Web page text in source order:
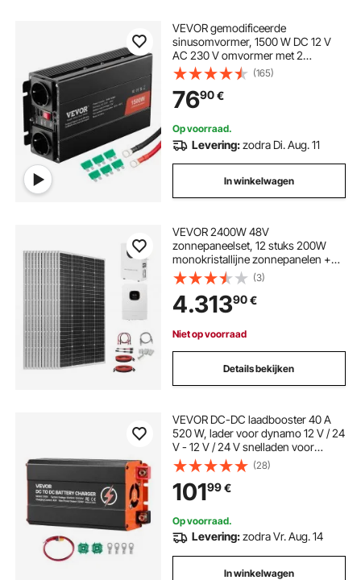
VEVOR gemodificeerde
sinusomvormer, 1500 W DC 12 V
AC 230 V omvormer met 2
stopcontacten, 2 USB-poorten, 1
Type-C-poort, 6 reservezekeringen
voor smartphones en laptops
(165)
7690€
Op voorraad.
Levering:zodra Di. Aug. 11
In winkelwagen
VEVOR 2400W 48V
zonnepaneelset, 12 stuks 200W
monokristallijne zonnepanelen +
51,2V 100Ah LiFePO₄ accu + 48V
5kW hybride omvormer, krachtige
off-grid zonne-energieset voor
thuis- en schuurboerderijen
(3)
4.31390€
Niet op voorraad
Details bekijken
VEVOR DC-DC laadbooster 40 A
520 W, lader voor dynamo 12 V / 24
V - 12 V / 24 V snelladen voor
LiFePO4 AGM gelaccu's en
stroomstations, campers,
caravans, noodstroomvoorziening
thuis
(28)
10199€
Op voorraad.
Levering:zodra Vr. Aug. 14
In winkelwagen